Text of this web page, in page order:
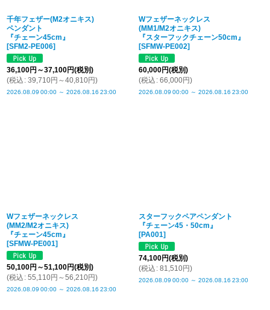
千年フェザー(M2オニキス)
ペンダント
『チェーン45cm』
[SFM2-PE006]
36,100円 ～37,100円(税別)
(税込 : 39,710円 ～40,810円)
2026.08.09 00:00 ～ 2026.08.16 23:00
Wフェザーネックレス
(MM1/M2オニキス)
『スターフックチェーン50cm』
[SFMW-PE002]
60,000円(税別)
(税込 : 66,000円)
2026.08.09 00:00 ～ 2026.08.16 23:00
Wフェザーネックレス
(MM2/M2オニキス)
『チェーン45cm』
[SFMW-PE001]
50,100円 ～51,100円(税別)
(税込 : 55,110円 ～56,210円)
2026.08.09 00:00 ～ 2026.08.16 23:00
スターフックペアペンダント
『チェーン45・50cm』
[PA001]
74,100円(税別)
(税込 : 81,510円)
2026.08.09 00:00 ～ 2026.08.16 23:00